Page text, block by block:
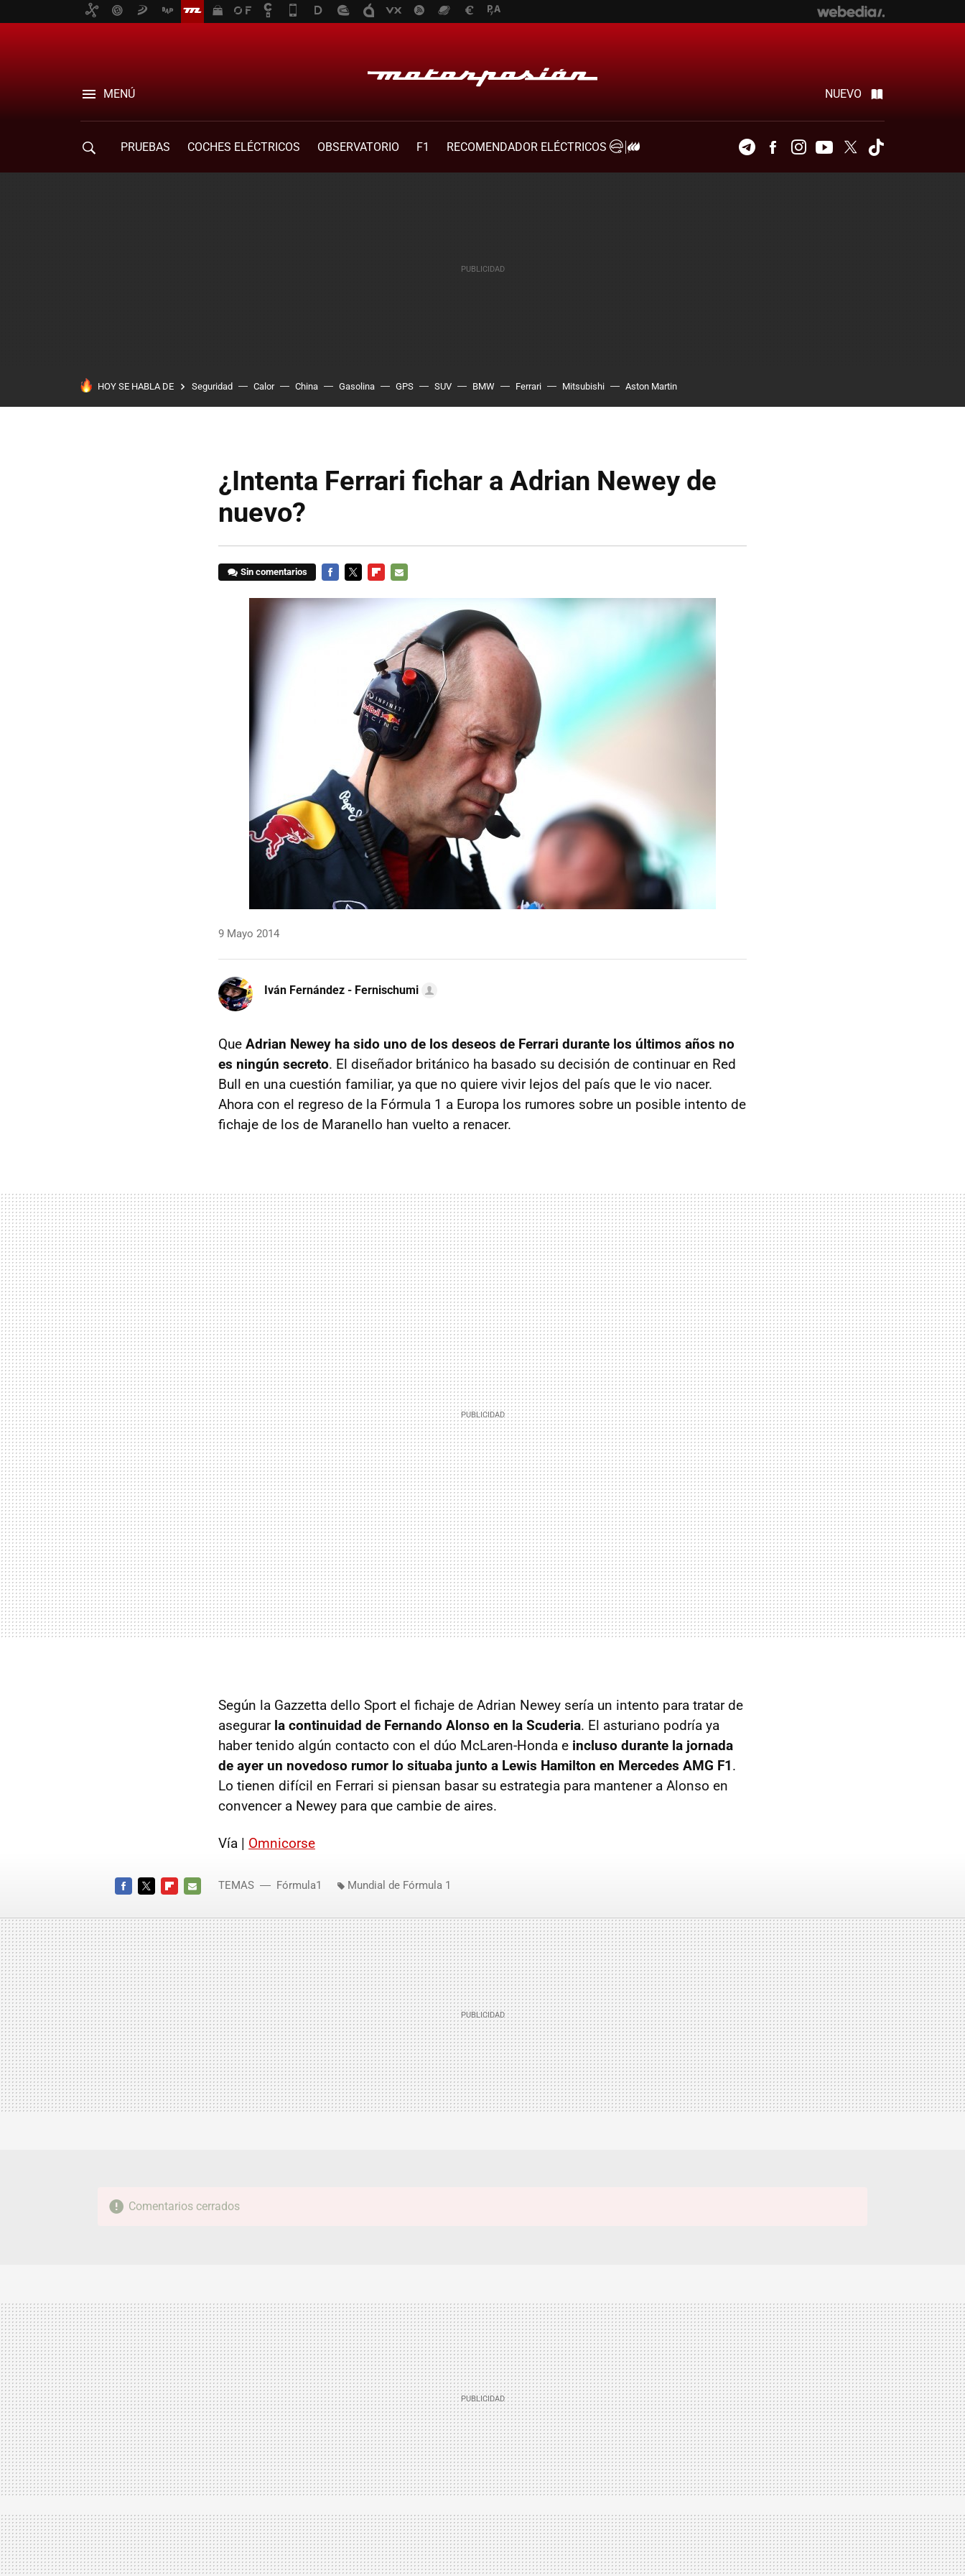
MENÚ NUEVO
PRUEBAS COCHES ELÉCTRICOS OBSERVATORIO F1
RECOMENDADOR ELÉCTRICOS
TelegramFacebookInstagramYoutubeTwitter
HOY SE HABLA DE Seguridad Calor China Gasolina GPS SUV BMW Ferrari Mitsubishi Aston Martin
¿Intenta Ferrari fichar a Adrian Newey de
nuevo?
Sin comentarios
9 Mayo 2014
Iván Fernández - Fernischumi
Que Adrian Newey ha sido uno de los deseos de Ferrari durante los últimos años no
es ningún secreto. El diseñador británico ha basado su decisión de continuar en Red
Bull en una cuestión familiar, ya que no quiere vivir lejos del país que le vio nacer.
Ahora con el regreso de la Fórmula 1 a Europa los rumores sobre un posible intento de
fichaje de los de Maranello han vuelto a renacer.
Según la Gazzetta dello Sport el fichaje de Adrian Newey sería un intento para tratar de
asegurar la continuidad de Fernando Alonso en la Scuderia. El asturiano podría ya
haber tenido algún contacto con el dúo McLaren-Honda e incluso durante la jornada
de ayer un novedoso rumor lo situaba junto a Lewis Hamilton en Mercedes AMG F1.
Lo tienen difícil en Ferrari si piensan basar su estrategia para mantener a Alonso en
convencer a Newey para que cambie de aires.
Vía | Omnicorse
MAIL
TEMAS Fórmula1 Mundial de Fórmula 1
Comentarios cerrados